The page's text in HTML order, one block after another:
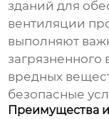
зданий для
вентиляции
выполняют
загрязненного
вредных
безопасные
Преимущества